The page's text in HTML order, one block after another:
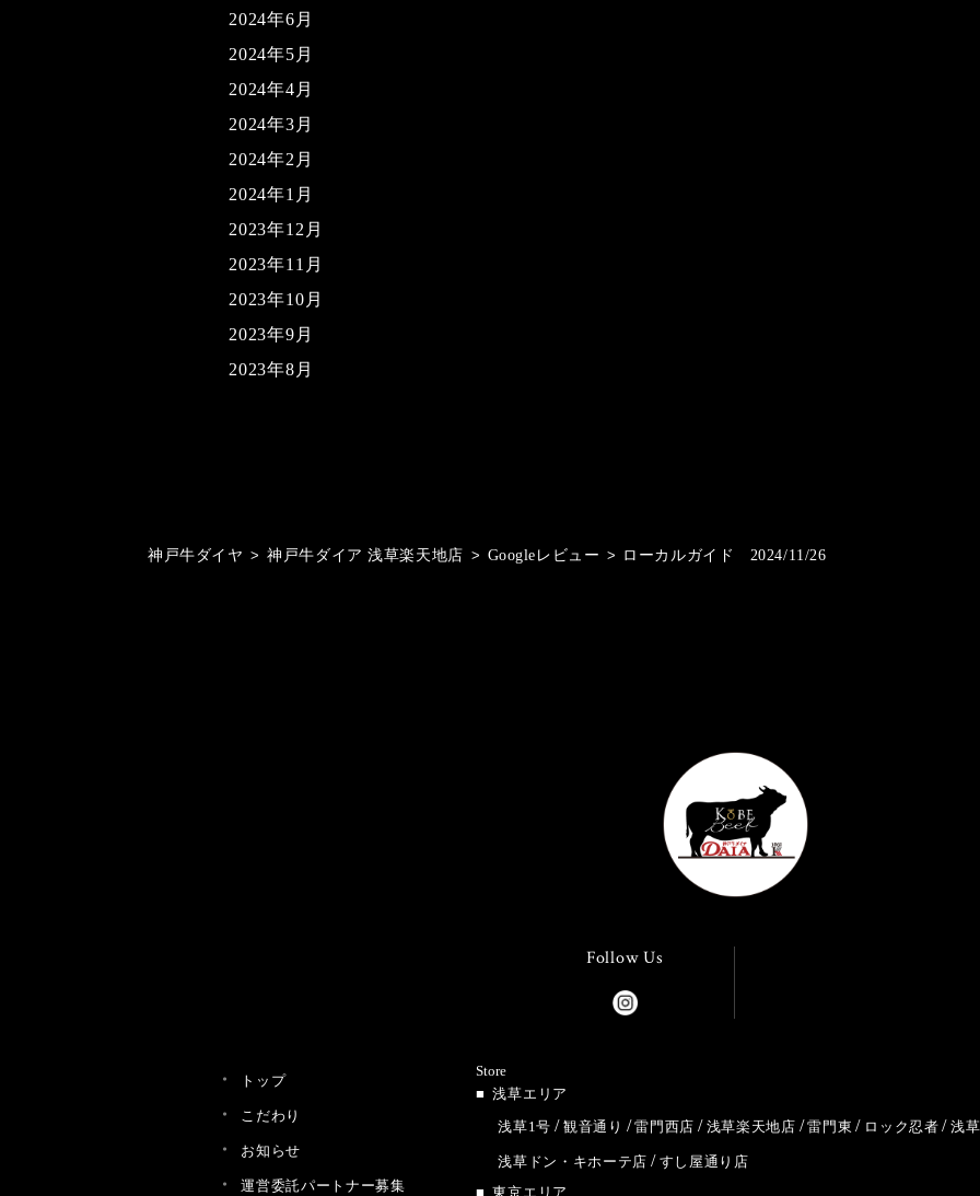
2024年6月
2024年5月
2024年4月
2024年3月
2024年2月
2024年1月
2023年12月
2023年11月
2023年10月
2023年9月
2023年8月
神戸牛ダイヤ > 神戸牛ダイア 浅草楽天地店 > Googleレビュー > ローカルガイド 2024/11/26
Follow Us
トップ
こだわり
お知らせ
運営委託パートナー募集
Store
浅草エリア
浅草1号
観音通り 雷門西店 浅草楽天地店 雷門東 ロック忍者 浅
浅草ドン・キホーテ店
すし屋通り店
東京エリア